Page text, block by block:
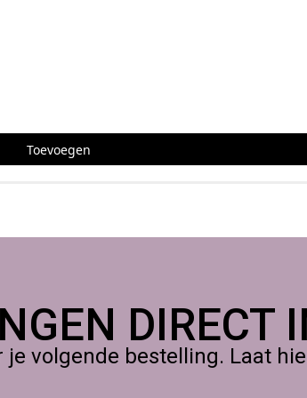
Toevoegen
DIRECT
volgende bestelling. Laat